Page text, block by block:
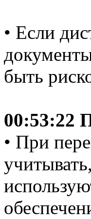
• Если
быть
00:53:22
• При